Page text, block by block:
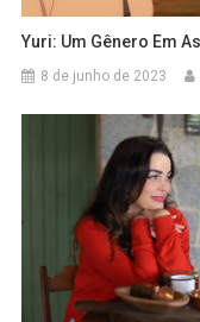
Yuri: Um Gênero Em
8 de junho de 2023